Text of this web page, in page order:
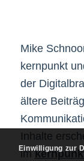
Mike
kernpunkt
der
ältere
Inhalte
im
Einwilligung zur